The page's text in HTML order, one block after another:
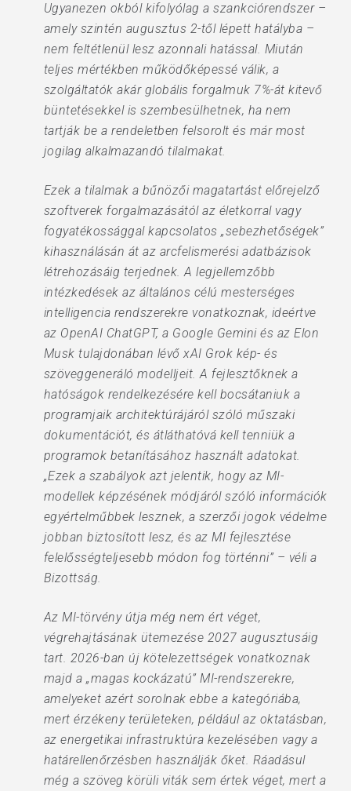
Ugyanezen okból kifolyólag a szankciórendszer –
amely szintén augusztus 2-től lépett hatályba –
nem feltétlenül lesz azonnali hatással. Miután
teljes mértékben működőképessé válik, a
szolgáltatók akár globális forgalmuk 7%-át kitevő
büntetésekkel is szembesülhetnek, ha nem
tartják be a rendeletben felsorolt és már most
jogilag alkalmazandó tilalmakat.
Ezek a tilalmak a bűnözői magatartást előrejelző
szoftverek forgalmazásától az életkorral vagy
fogyatékossággal kapcsolatos „sebezhetőségek”
kihasználásán át az arcfelismerési adatbázisok
létrehozásáig terjednek. A legjellemzőbb
intézkedések az általános célú mesterséges
intelligencia rendszerekre vonatkoznak, ideértve
az OpenAI ChatGPT, a Google Gemini és az Elon
Musk tulajdonában lévő xAI Grok kép- és
szöveggeneráló modelljeit. A fejlesztőknek a
hatóságok rendelkezésére kell bocsátaniuk a
programjaik architektúrájáról szóló műszaki
dokumentációt, és átláthatóvá kell tenniük a
programok betanításához használt adatokat.
„Ezek a szabályok azt jelentik, hogy az MI-
modellek képzésének módjáról szóló információk
egyértelműbbek lesznek, a szerzői jogok védelme
jobban biztosított lesz, és az MI fejlesztése
felelősségteljesebb módon fog történni” – véli a
Bizottság.
Az MI-törvény útja még nem ért véget,
végrehajtásának ütemezése 2027 augusztusáig
tart. 2026-ban új kötelezettségek vonatkoznak
majd a „magas kockázatú” MI-rendszerekre,
amelyeket azért sorolnak ebbe a kategóriába,
mert érzékeny területeken, például az oktatásban,
az energetikai infrastruktúra kezelésében vagy a
határellenőrzésben használják őket. Ráadásul
még a szöveg körüli viták sem értek véget, mert a